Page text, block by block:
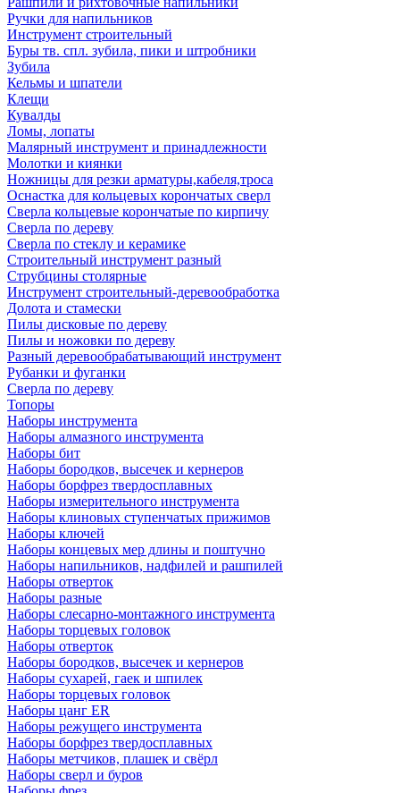
Ручки для напильников
Инструмент строительный
Буры тв. спл. зубила, пики и штробники
Зубила
Кельмы и шпатели
Клещи
Кувалды
Ломы, лопаты
Малярный инструмент и принадлежности
Молотки и киянки
Ножницы для резки арматуры,кабеля,троса
Оснастка для кольцевых корончатых сверл
Сверла кольцевые корончатые по кирпичу
Сверла по дереву
Сверла по стеклу и керамике
Строительный инструмент разный
Струбцины столярные
Инструмент строительный-деревообработка
Долота и стамески
Пилы дисковые по дереву
Пилы и ножовки по дереву
Разный деревообрабатывающий инструмент
Рубанки и фуганки
Сверла по дереву
Топоры
Наборы инструмента
Наборы алмазного инструмента
Наборы бит
Наборы бородков, высечек и кернеров
Наборы борфрез твердосплавных
Наборы измерительного инструмента
Наборы клиновых ступенчатых прижимов
Наборы ключей
Наборы концевых мер длины и поштучно
Наборы напильников, надфилей и рашпилей
Наборы отверток
Наборы разные
Наборы слесарно-монтажного инструмента
Наборы торцевых головок
Наборы отверток
Наборы бородков, высечек и кернеров
Наборы сухарей, гаек и шпилек
Наборы торцевых головок
Наборы цанг ER
Наборы режущего инструмента
Наборы борфрез твердосплавных
Наборы метчиков, плашек и свёрл
Наборы сверл и буров